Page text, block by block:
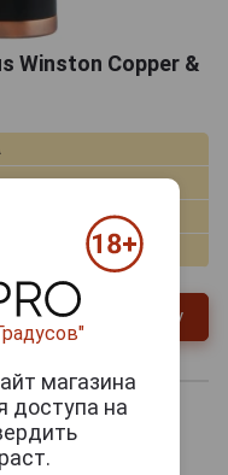
Winston Copper &
самовывоз
+ В заявку
магазина
доступа на